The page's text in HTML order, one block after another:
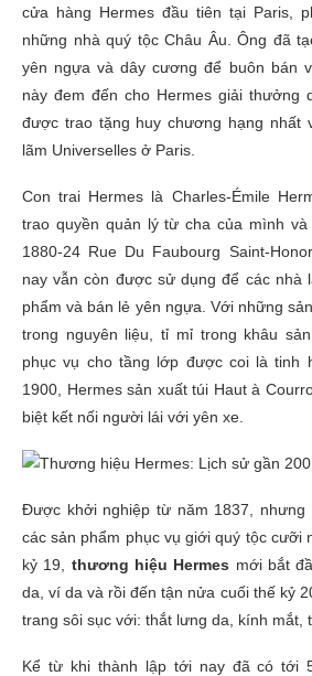
cửa hàng Hermes đầu tiên tại Paris,
những nhà quý tộc Châu Âu. Ông đã
yên ngựa và dây cương để buôn bán
này đem đến cho Hermes giải thưởng
được trao tặng huy chương hạng nhất
lãm Universelles ở Paris.
Con trai Hermes là Charles-Émile
trao quyền quản lý từ cha của mình
1880-24 Rue Du Faubourg Saint-
nay vẫn còn được sử dụng để các nhà
phẩm và bán lẻ yên ngựa. Với những
trong nguyên liệu, tỉ mỉ trong khâu
phục vụ cho tầng lớp được coi là tinh
1900, Hermes sản xuất túi Haut à
biệt kết nối người lái với yên xe.
Được khởi nghiệp từ năm 1837, nhưng
các sản phẩm phục vụ giới quý tộc cưỡi
kỷ 19, thương hiệu Hermes mới bắt
da, ví da và rồi đến tận nửa cuối thế kỷ
trang sôi sục với: thắt lưng da, kính mắt,
Kể từ khi thành lập tới nay đã có tới